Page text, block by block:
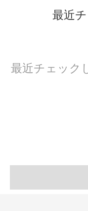
最近
最近チェック